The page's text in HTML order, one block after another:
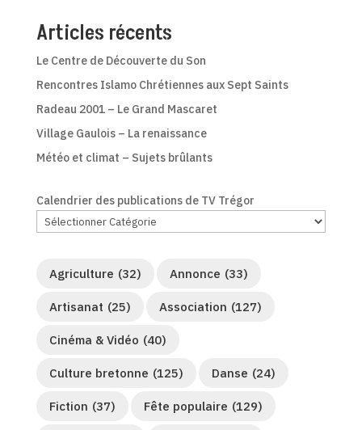
Articles récents
Le Centre de Découverte du Son
Rencontres Islamo Chrétiennes aux Sept Saints
Radeau 2001 – Le Grand Mascaret
Village Gaulois – La renaissance
Météo et climat – Sujets brûlants
Calendrier des publications de TV Trégor
Agriculture (32) Annonce (33)
Artisanat (25) Association (127)
Cinéma & Vidéo (40)
Culture bretonne (125) Danse (24)
Fiction (37) Fête populaire (129)